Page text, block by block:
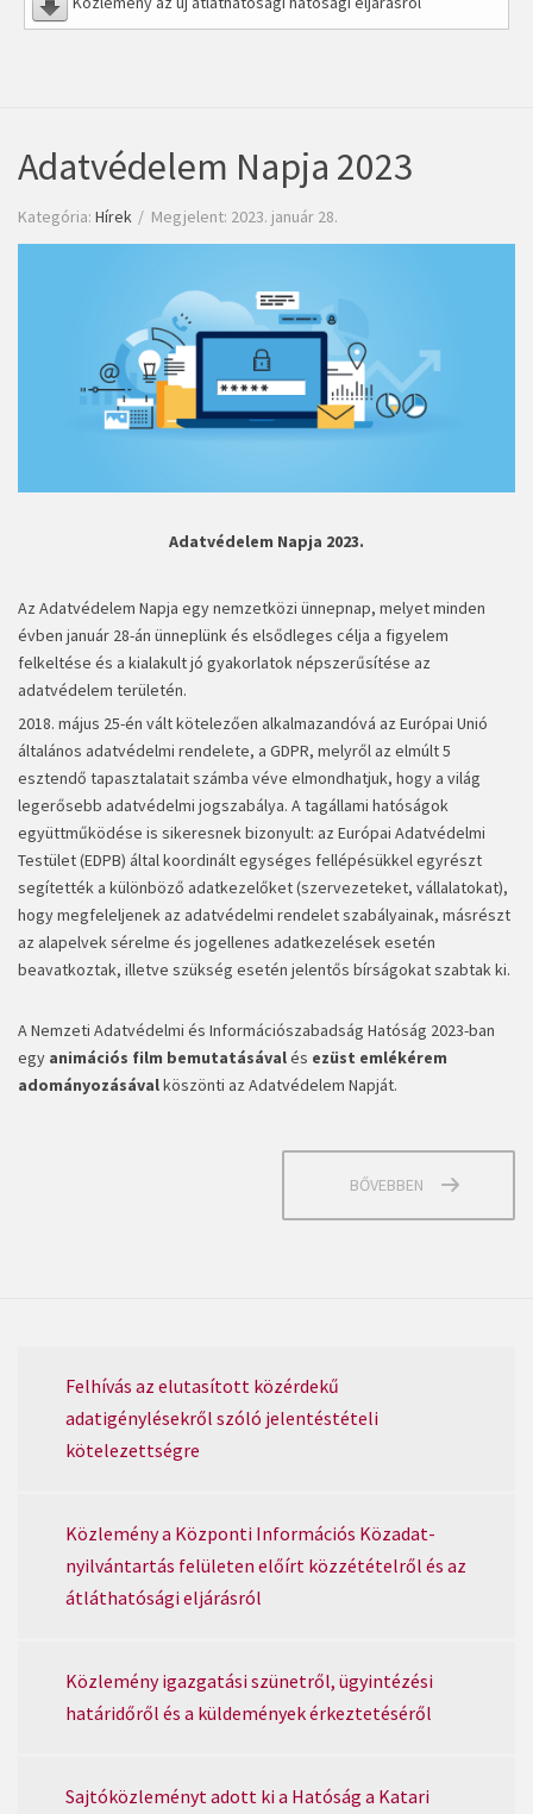
Adatvédelem Napja 2023
Kategória: Hírek Megjelent: 2023. január 28.
Adatvédelem Napja 2023.
Az Adatvédelem Napja egy nemzetközi ünnepnap, melyet minden
évben január 28-án ünneplünk és elsődleges célja a figyelem
felkeltése és a kialakult jó gyakorlatok népszerűsítése az
adatvédelem területén.
2018. május 25-én vált kötelezően alkalmazandóvá az Európai Unió
általános adatvédelmi rendelete, a GDPR, melyről az elmúlt 5
esztendő tapasztalatait számba véve elmondhatjuk, hogy a világ
legerősebb adatvédelmi jogszabálya. A tagállami hatóságok
együttműködése is sikeresnek bizonyult: az Európai Adatvédelmi
Testület (EDPB) által koordinált egységes fellépésükkel egyrészt
segítették a különböző adatkezelőket (szervezeteket, vállalatokat),
hogy megfeleljenek az adatvédelmi rendelet szabályainak, másrészt
az alapelvek sérelme és jogellenes adatkezelések esetén
beavatkoztak, illetve szükség esetén jelentős bírságokat szabtak ki.
A Nemzeti Adatvédelmi és Információszabadság Hatóság 2023-ban
egy animációs film bemutatásávalés ezüst emlékérem
adományozásávalköszönti az Adatvédelem Napját.
BŐVEBBEN
Felhívás az elutasított közérdekű
adatigénylésekről szóló jelentéstételi
kötelezettségre
Közlemény a Központi Információs Közadat-
nyilvántartás felületen előírt közzétételről és az
átláthatósági eljárásról
Közlemény igazgatási szünetről, ügyintézési
határidőről és a küldemények érkeztetéséről
Sajtóközleményt adott ki a Hatóság a Katari